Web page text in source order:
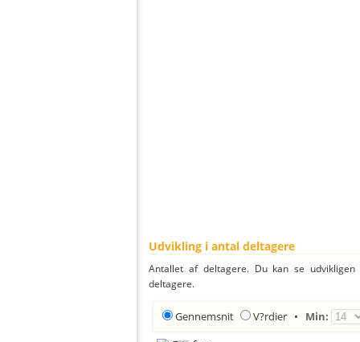
Udvikling i antal deltagere
Antallet af deltagere. Du kan se
deltagere.
Gennemsnit V?rdier • Min: